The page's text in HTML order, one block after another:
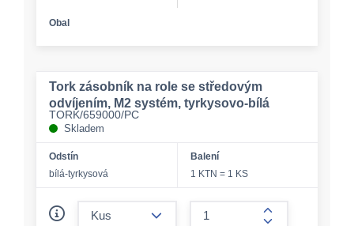
Obal
Tork zásobník na role se středovým
odvíjením, M2 systém, tyrkysovo-bílá
TORK/659000/PC
Skladem
Odstín
bílá-tyrkysová
Balení
1 KTN = 1 KS